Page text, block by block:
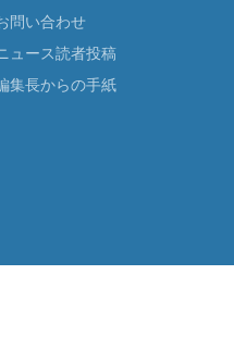
問い合わせ
ュース読者投稿
集長からの手紙